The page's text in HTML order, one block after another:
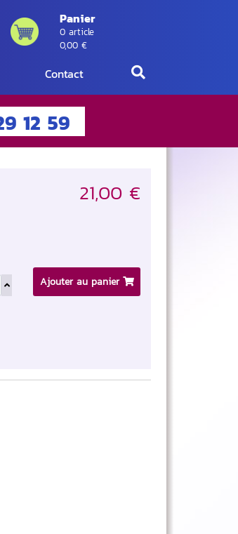
Panier
0 article
0,00 €
Contact
12 59
21,00 €
Ajouter au panier